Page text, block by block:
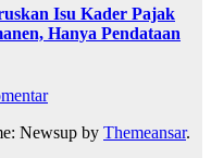
Isu Kader Pajak
Hanya Pendataan
Newsup by Themeansar.